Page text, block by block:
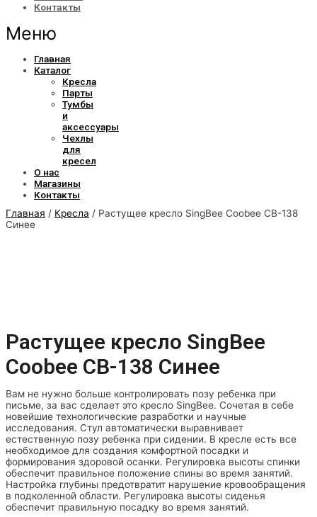
Контакты
Меню
Главная
Каталог
Кресла
Парты
Тумбы
и
аксессуары
Чехлы
для
кресел
О нас
Магазины
Контакты
Главная / Кресла / Растущее кресло SingBee Coobee CB-138
Синее
Растущее кресло SingBee
Coobee CB-138 Синее
Вам не нужно больше контролировать позу ребенка при
письме, за вас сделает это кресло SingBee. Сочетая в себе
новейшие технологические разработки и научные
исследования. Стул автоматически выравнивает
естественную позу ребенка при сидении. В кресле есть все
необходимое для создания комфортной посадки и
формирования здоровой осанки. Регулировка высоты спинки
обеспечит правильное положение спины во время занятий.
Настройка глубины предотвратит нарушение кровообращения
в подколенной области. Регулировка высоты сиденья
обеспечит правильную посадку во время занятий.